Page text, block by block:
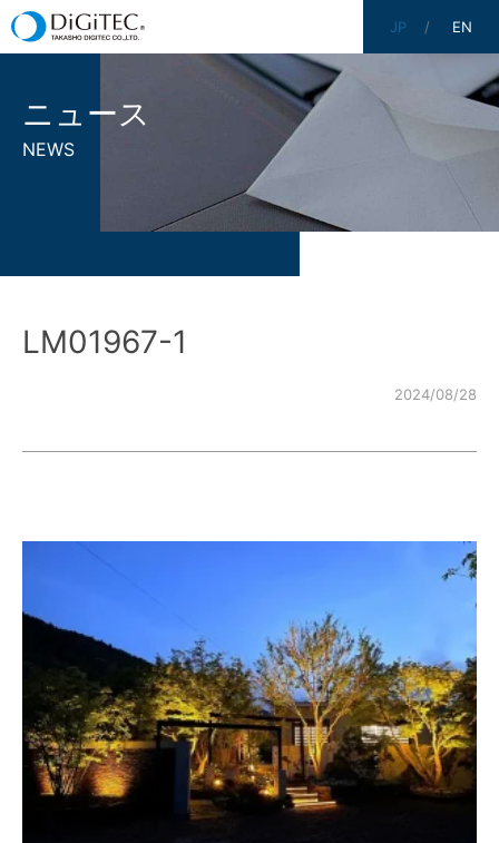
JP EN
ニュース
NEWS
LM01967-1
2024/08/28